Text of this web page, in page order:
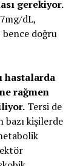
gerekiyor.
dL,
doğru
hastalarda
rağmen
Tersi de
bazı kişilerde